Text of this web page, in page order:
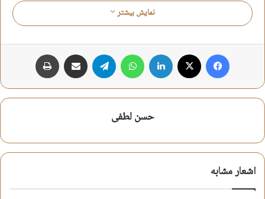
پیش چشمت از سرِ نی بچه را انداختند
از همان ته مانده‌ها پیش شما انداختند
دست بسته پای بسته پیش چشمِ خیس تو
دختران را بین مُشتی بی‌حیا انداختند
خولی و زجر و سنان تا بیشتر زجرت دهند
هر کجا رفتی به زیرت بوریا انداختند
نمایش بیشتر
فیس بوک لینکدین تلگرام اشتراک گذاری از طریق ایمیل
حسن لطفی
اشعار مشابه